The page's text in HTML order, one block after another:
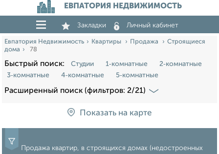
ЕВПАТОРИЯ НЕДВИЖИМОСТЬ
Закладки Личный кабинет
Евпатория Недвижимость Квартиры Продажа
Строящиеся
дома
78
Быстрый поиск: Студии 1‑комнатные
2‑комнатные
3‑комнатные
4‑комнатные 5‑комнатные
Расширенный поиск (фильтров: 2/21)
Показать на карте
Продажа квартир, в строящихся домах (недостроенных